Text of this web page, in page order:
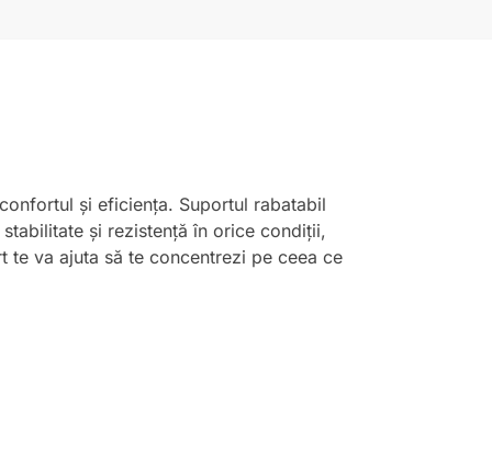
și eficiența. Suportul rabatabil
și rezistență în orice condiții,
te va ajuta să te concentrezi pe ceea ce